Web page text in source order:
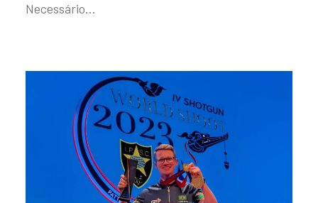
Necessário…